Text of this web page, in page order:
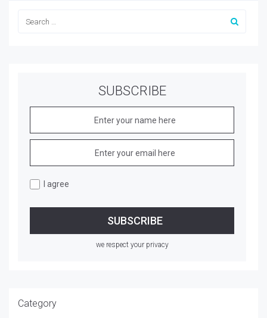
SUBSCRIBE
I agree
we respect your privacy
Category